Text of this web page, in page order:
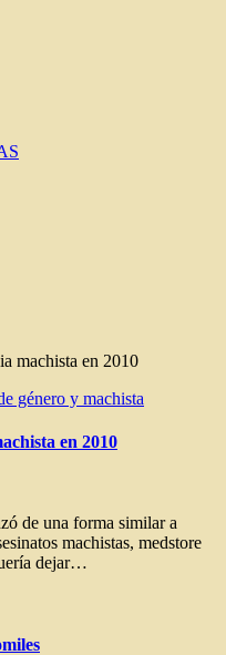
machista en 2010
género y machista
en 2010
de una forma similar a
machistas, medstore
dejar…